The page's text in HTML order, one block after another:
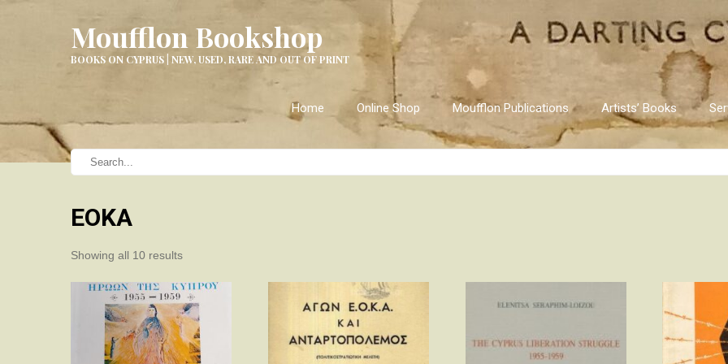
Moufflon Bookshop
BOOKS ON CYPRUS | NEW, USED, RARE AND OUT OF PRINT
Home Online Shop Moufflon Publications Artists’ Books
EOKA
Showing all 10 resultsSorted
latest